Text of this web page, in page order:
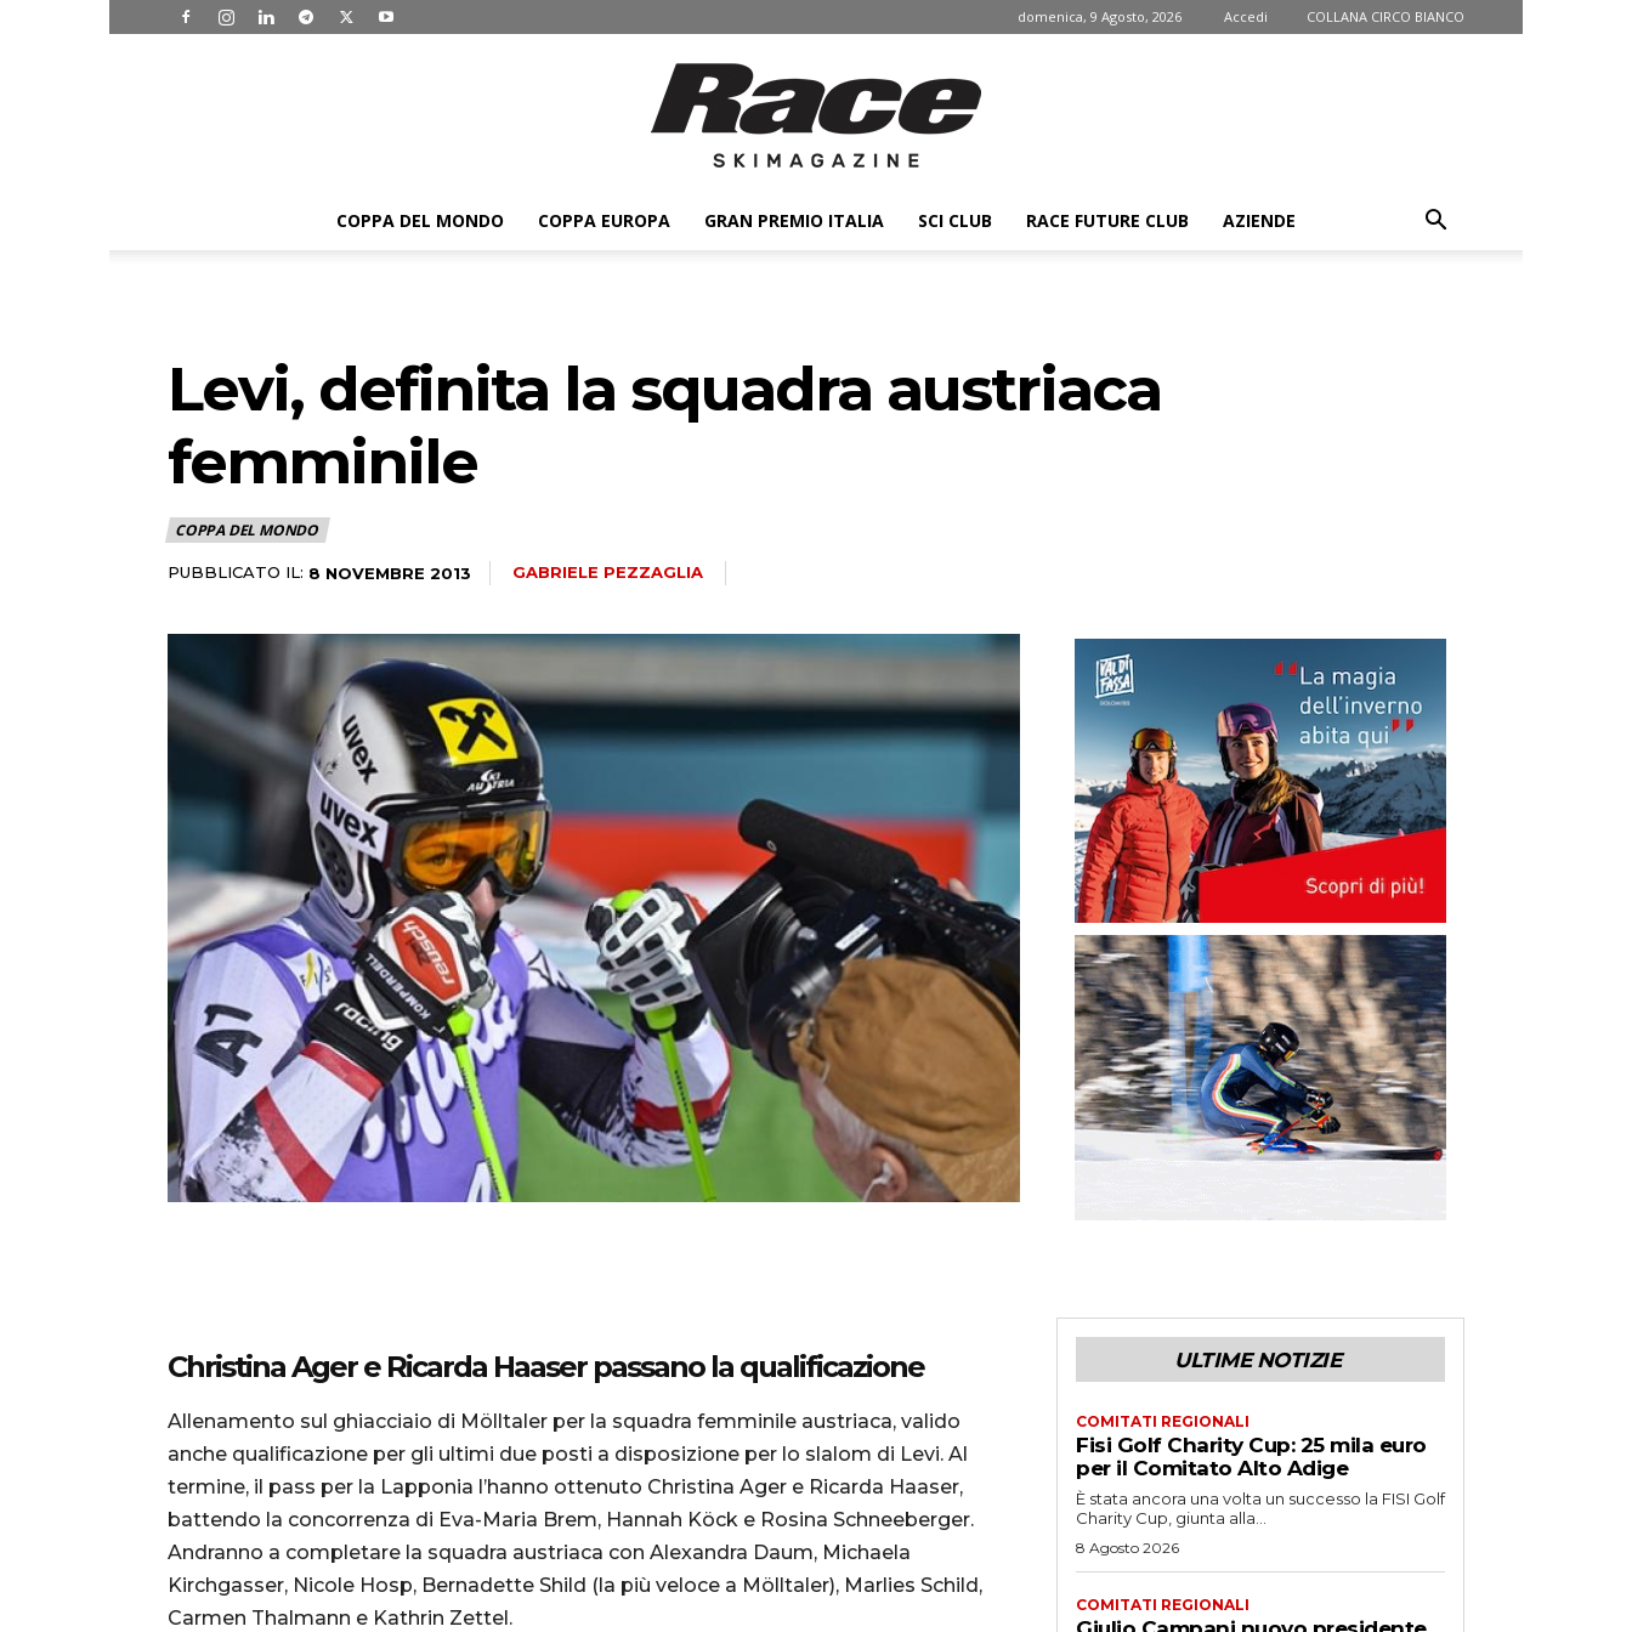
domenica, 9 Agosto, 2026 Accedi COLLANA CIRCO BIANCO
COPPA DEL MONDO COPPA EUROPA GRAN PREMIO ITALIA SCI CLUB RACE FUTURE CLUB AZIENDE
Levi, definita la squadra austriaca
femminile
COPPA DEL MONDO
PUBBLICATO IL: 8 NOVEMBRE 2013 GABRIELE PEZZAGLIA
Christina Ager e Ricarda Haaser passano la qualificazione
Allenamento sul ghiacciaio di Mölltaler per la squadra femminile austriaca, valido
anche qualificazione per gli ultimi due posti a disposizione per lo slalom di Levi. Al
termine, il pass per la Lapponia l’hanno ottenuto Christina Ager e Ricarda Haaser,
battendo la concorrenza di Eva-Maria Brem, Hannah Köck e Rosina Schneeberger.
Andranno a completare la squadra austriaca con Alexandra Daum, Michaela
Kirchgasser, Nicole Hosp, Bernadette Shild (la più veloce a Mölltaler), Marlies Schild,
Carmen Thalmann e Kathrin Zettel.
ULTIME NOTIZIE
COMITATI REGIONALI
Fisi Golf Charity Cup: 25 mila euro
per il Comitato Alto Adige
È stata ancora una volta un successo la FISI Golf
Charity Cup, giunta alla...
8 Agosto 2026
COMITATI REGIONALI